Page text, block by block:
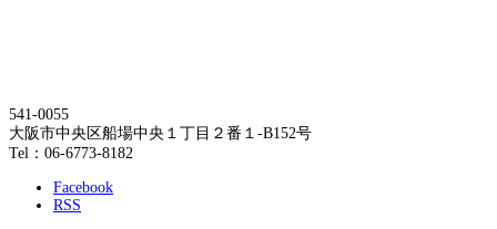
541-0055
大阪市中央区船場中央１丁目２番１-B152号
Tel：06-6773-8182
Facebook
RSS